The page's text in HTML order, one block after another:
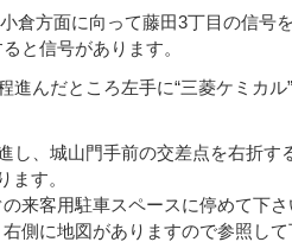
倉方面に向って藤田3丁目の信号
と信号があります。
進んだところ左手に“三菱ケミカル
し、城山門手前の交差点を右折す
ます。
来客用駐車スペースに停めて下
側に地図がありますので参照して